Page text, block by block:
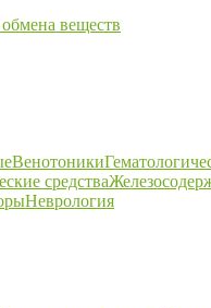
веществ
Венотоники
средства
Неврология